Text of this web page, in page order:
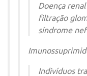
Doença
filtração
síndrome
Indivíduos